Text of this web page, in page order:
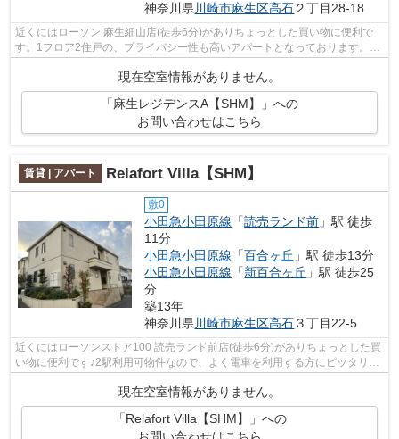
神奈川県川崎市麻生区高石２丁目28-18
近くにはローソン 麻生細山店(徒歩6分)がありちょっとした買い物に便利で
す。1フロア2住戸の、プライバシー性も高いアパートとなっております。こ
現在空室情報がありません。
「麻生レジデンスA【SHM】」への
お問い合わせはこちら
賃貸 | アパート Relafort Villa【SHM】
敷0
小田急小田原線 「読売ランド前 」駅 徒歩
11分
小田急小田原線 「百合ヶ丘 」駅 徒歩13分
小田急小田原線 「新百合ヶ丘 」駅 徒歩25
分
築13年
神奈川県 川崎市麻生区高石３丁目22-5
近くにはローソンストア100 読売ランド前店(徒歩6分)がありちょっとした買
い物に便利です♪2駅利用可物件なので、よく電車を利用する方にピッタリで
現在空室情報がありません。
「Relafort Villa【SHM】」への